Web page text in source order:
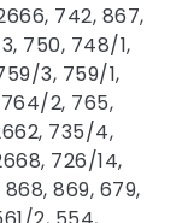
742, 867,
750, 748/1,
3, 759/1,
2, 765,
735/4,
726/14,
869, 679,